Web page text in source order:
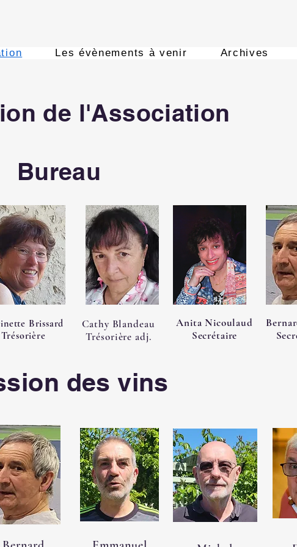
Les évènements à venir Archives
de l'Association
Bureau
Brissard
Trésorière
Anita Nicoulaud
Secrétaire
Cathy Blandeau
Trésorière adj.
des vins